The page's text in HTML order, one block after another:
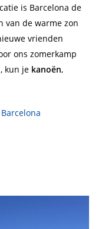
is Barcelona de
van de warme zon
vrienden
ons zomerkamp
kun je kanoën,
Barcelona